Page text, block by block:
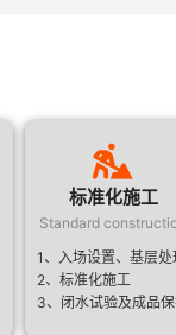
标准化施工
Standard
1、入场设置、基层处
2、标准化施工
3、闭水试验及成品